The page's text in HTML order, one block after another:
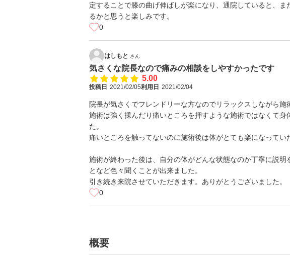
定することで膝の曲げ伸ばしが楽になり、通院していると、
るかと思うと楽しみです。
0
はしもと さん
気さくな院長なので痛みの相談をしやすかったです
5.00
投稿日 2021/02/05利用日 2021/02/04
院長が気さくでフレンドリーな方なのでリラックスしながら施
施術は強く揉んだり痛いところを押すような施術ではなくて身
た。
痛いところを触ってないのに施術後は体がとても楽になってい
施術が終わった後は、自分の体がどんな状態なのか丁寧に説明
となど色々聞くことが出来ました。
引き続き来院させていただきます。ありがとうございました。
0
概要